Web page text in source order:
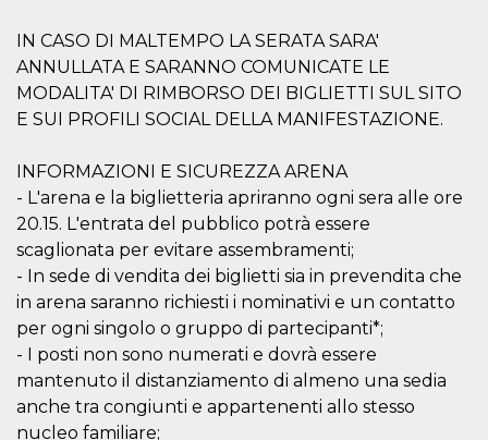
IN CASO DI MALTEMPO LA SERATA SARA'
ANNULLATA E SARANNO COMUNICATE LE
MODALITA' DI RIMBORSO DEI BIGLIETTI SUL SITO
E SUI PROFILI SOCIAL DELLA MANIFESTAZIONE.
INFORMAZIONI E SICUREZZA ARENA
- L'arena e la biglietteria apriranno ogni sera alle ore
20.15. L'entrata del pubblico potrà essere
scaglionata per evitare assembramenti;
- In sede di vendita dei biglietti sia in prevendita che
in arena saranno richiesti i nominativi e un contatto
per ogni singolo o gruppo di partecipanti*;
- I posti non sono numerati e dovrà essere
mantenuto il distanziamento di almeno una sedia
anche tra congiunti e appartenenti allo stesso
nucleo familiare;
m
Stripe
m.stripe.com
1 year 1
month
is generally
used for
performance
and
optimization
caching of
content on
faster.
Storage declaration
Name
Storage
type
Description
storage